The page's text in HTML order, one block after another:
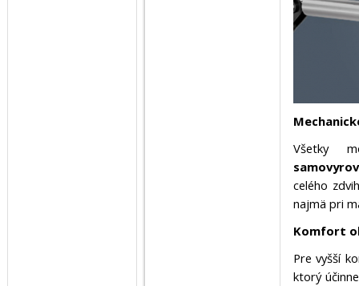
Všetky
celého
najmä pri
Komfort
Pre vyšší
ktorý